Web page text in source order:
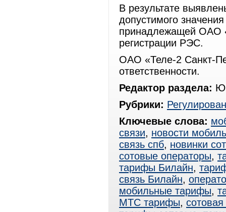
В результате
допустимого
принадлежащей ОАО
регистрации РЭС.
ОАО «Теле-2 Санкт-
ответственности.
Редактор раздела:
Рубрики:
Ключевые слова:
связи, новости
связь спб, новинки
сотовые операторы,
тарифы Билайн,
связь Билайн,
мобильные тарифы,
МТС тарифы,